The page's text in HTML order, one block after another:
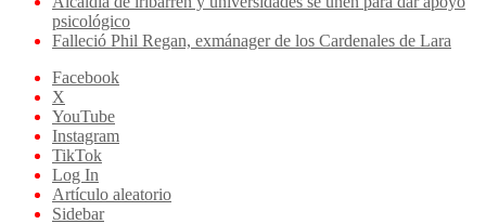
psicológico
Falleció Phil Regan, exmánager de los Cardenales de Lara
Facebook
X
YouTube
Instagram
TikTok
Log In
Artículo aleatorio
Sidebar